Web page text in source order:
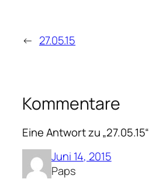
← 27.05.15
Kommentare
Eine Antwort zu „27.05.15“
Juni 14, 2015
Paps